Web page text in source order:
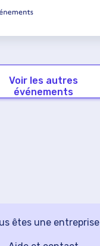
Voir les autres
événements
êtes une entreprise